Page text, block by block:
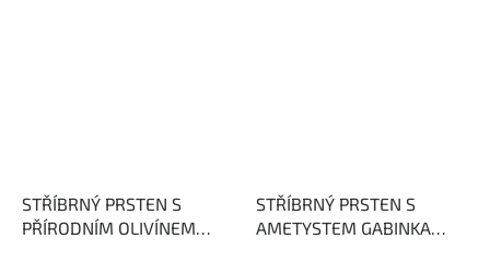
STŘÍBRNÝ PRSTEN S
PŘÍRODNÍM OLIVÍNEM
STŘÍBRNÝ PRSTEN S
AMETYSTEM GABINKA